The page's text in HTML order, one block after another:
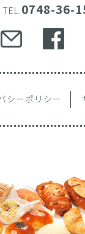
TEL.0748-36-
シーポリシー